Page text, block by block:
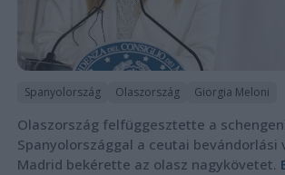
Spanyolország Olaszország Giorgia Meloni
Olaszország felfüggesztette a
Spanyolországgal a ceutai bevándorlási
Madrid bekérette az olasz nagykövetet.